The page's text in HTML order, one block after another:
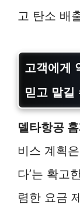
고 탄소 배
고객에게
믿고 맡길
델타항공
비스 계획
다’는 확고
렴한 요금